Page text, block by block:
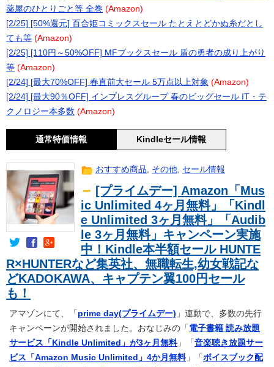
薬屋のひとりごと等 全巻 (Amazon)
[2/25] [50%還元] 百合姫コミックスセール たとえとどかぬ糸だとし
ても等 (Amazon)
[2/25] [110円～50%OFF] MFブックスセール 盾の勇者の成り上がり
等 (Amazon)
[2/24] [最大70%OFF] 春直前大セール 5万点以上対象 (Amazon)
[2/24] [最大90％OFF] インプレスグループ 春のビッグセール IT・テ
クノロジー本多数 (Amazon)
通常特価情報 Kindleセール情報
おすすめ商品, その他, セール情報
[プライムデー] Amazon「Mus
ic Unlimited 4ヶ月無料」「Kindl
e Unlimited 3ヶ月無料」「Audib
le 3ヶ月無料」キャンペーン実施
中！Kindle本半額セール HUNTE
R×HUNTERなど集英社、無職転生,幼女戦記な
どKADOKAWA、キャプテン翼100円セール
も！
アマゾンにて、「 prime day(プライムデー) 」連動で、多数の先行
キャンペーンが開始されました。おなじみの「 電子書籍 読み放題
サービス「Kindle Unlimited」が3ヶ月無料」「 音楽聴き放題サー
ビス「Amazon Music Unlimited」4か月無料」「 ボイスブック配